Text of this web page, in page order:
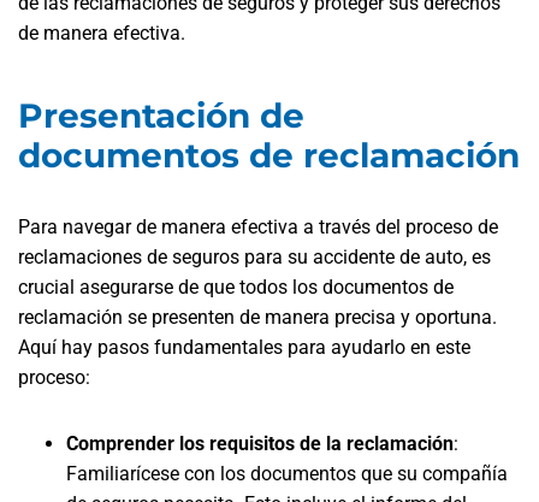
de manera efectiva.
Presentación de
documentos de reclamación
Para navegar de manera efectiva a través del proceso de
reclamaciones de seguros para su accidente de auto, es
crucial asegurarse de que todos los documentos de
reclamación se presenten de manera precisa y oportuna.
Aquí hay pasos fundamentales para ayudarlo en este
proceso:
Comprender los requisitos de la reclamación:
Familiarícese con los documentos que su compañía